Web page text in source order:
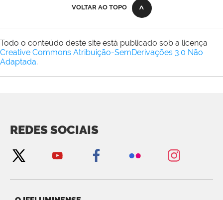
VOLTAR AO TOPO
Todo o conteúdo deste site está publicado sob a licença
Creative Commons Atribuição-SemDerivações 3.0 Não
Adaptada.
REDES SOCIAIS